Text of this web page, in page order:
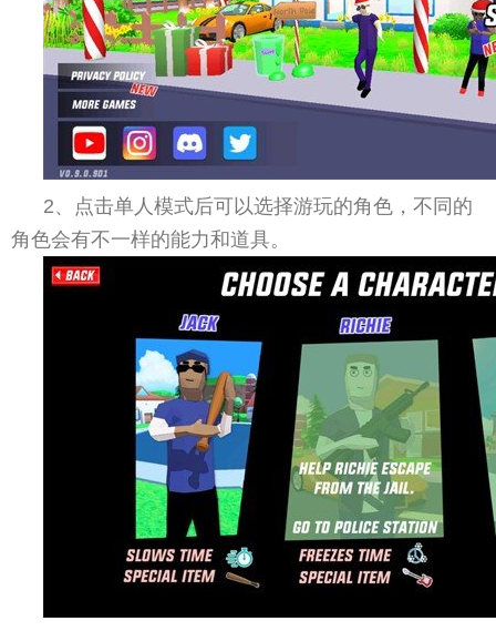
2、点击单人模式后可以选择游玩的角色，不同的
角色会有不一样的能力和道具。